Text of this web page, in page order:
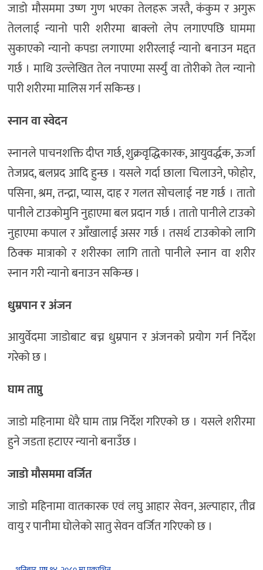
जाडो मौसममा उष्ण गुण भएका तेलहरू जस्तै, कंकुम र अगुरू
तेललाई न्यानो पारी शरीरमा बाक्लो लेप लगाएपछि घाममा
सुकाएको न्यानो कपडा लगाएमा शरीरलाई न्यानो बनाउन मद्दत
गर्छ । माथि उल्लेखित तेल नपाएमा सर्स्युं वा तोरीको तेल न्यानो
पारी शरीरमा मालिस गर्न सकिन्छ ।
स्नान वा स्वेदन
स्नानले पाचनशक्ति दीप्त गर्छ, शुक्रवृद्धिकारक, आयुवर्द्धक, ऊर्जा
तेजप्रद, बलप्रद आदि हुन्छ । यसले गर्दा छाला चिलाउने, फोहोर,
पसिना, श्रम, तन्द्रा, प्यास, दाह र गलत सोचलाई नष्ट गर्छ । तातो
पानीले टाउकोमुनि नुहाएमा बल प्रदान गर्छ । तातो पानीले टाउको
नुहाएमा कपाल र आँखालाई असर गर्छ । तसर्थ टाउकोको लागि
ठिक्क मात्राको र शरीरका लागि तातो पानीले स्नान वा शरीर
स्नान गरी न्यानो बनाउन सकिन्छ ।
धुम्रपान र अंजन
आयुर्वेदमा जाडोबाट बच्न धुम्रपान र अंजनको प्रयोग गर्न निर्देश
गरेको छ ।
घाम ताप्नु
जाडो महिनामा धेरै घाम ताप्न निर्देश गरिएको छ । यसले शरीरमा
हुने जडता हटाएर न्यानो बनाउँछ ।
जाडो मौसममा वर्जित
जाडो महिनामा वातकारक एवं लघु आहार सेवन, अल्पाहार, तीव्र
वायु र पानीमा घोलेको सातु सेवन वर्जित गरिएको छ ।